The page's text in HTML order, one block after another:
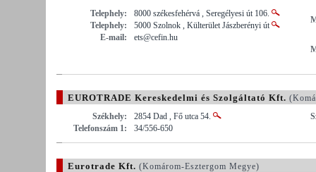
Telephely:
8000 székesfehérvá , Seregélyesi út 106.
Telephely:
5000 Szolnok , Külterület Jászberényi út
E-mail:
ets@cefin.hu
EUROTRADE Kereskedelmi és Szolgáltató Kft.
Székhely:
2854 Dad , Fő utca 54.
Telefonszám 1:
34/556-650
Eurotrade Kft. (Komárom-Esztergom Megye)